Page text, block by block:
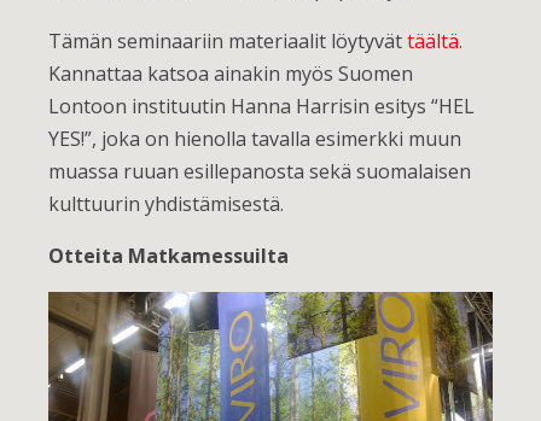
Tämän seminaariin materiaalit löytyvättäältä.
Kannattaa katsoa ainakin myös Suomen
Lontoon instituutin Hanna Harrisin esitys “HEL
YES!”, joka on hienolla tavalla esimerkki muun
muassa ruuan esillepanosta sekä suomalaisen
kulttuurin yhdistämisestä.
Otteita Matkamessuilta